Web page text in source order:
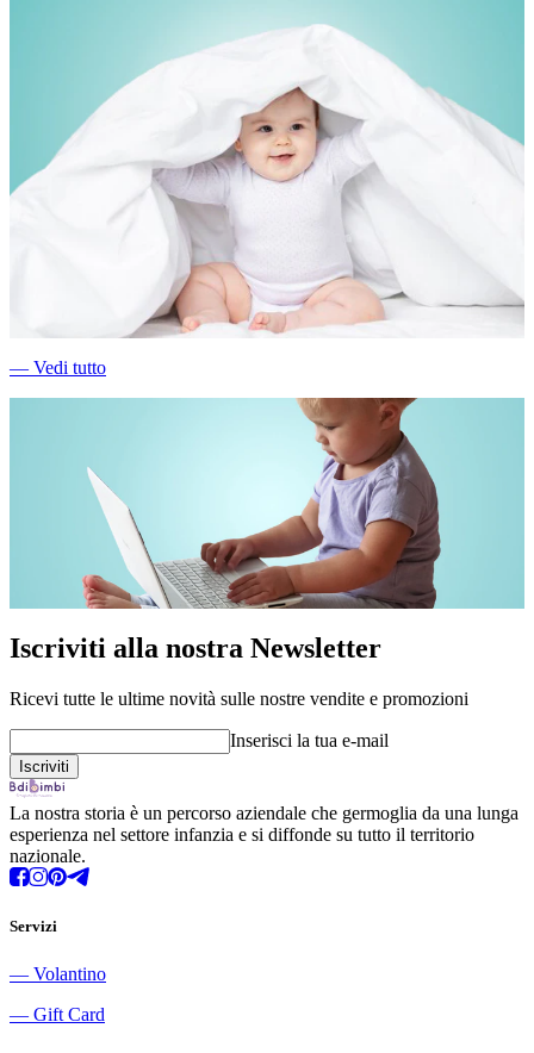
― Vedi tutto
Iscriviti alla nostra Newsletter
Ricevi tutte le ultime novità sulle nostre vendite e promozioni
Inserisci la tua e-mail
La nostra storia è un percorso aziendale che germoglia da una lunga
esperienza nel settore infanzia e si diffonde su tutto il territorio
nazionale.
Servizi
― Volantino
― Gift Card